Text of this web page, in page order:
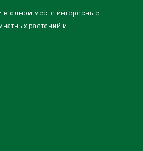
в одном месте интересные
растений и